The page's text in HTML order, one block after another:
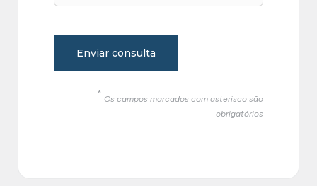
Enviar consulta
* Os campos marcados com asterisco são
obrigatórios